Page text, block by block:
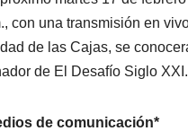
con una transmisión en
de las Cajas, se
de El Desafío Siglo XXI.
de comunicación*